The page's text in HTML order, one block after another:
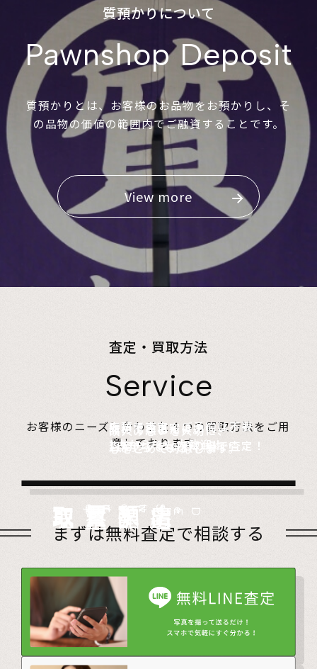
質預かりについて
Pawnshop Deposit
質預かりとは、お客様のお品物をお預かりし、そ
の品物の価値の範囲内でご融資することです。
View more
査定・買取方法
Service
お客様のニーズに合わせた４つの買取方法をご用
意しております。
Store
店頭買取
店頭で査定、ご予約は不要。
1点からでも大歓迎！
Visit
出張買取
無料でご自宅にお伺い、
査定のプロがその場で査定！
Del
i
very
宅配買取
詰めて送るだけ。
1点からでも送料無料！
Estate
遺品整理
故人の想いを大切に、
心をこめて対応します。
まずは無料査定で相談する